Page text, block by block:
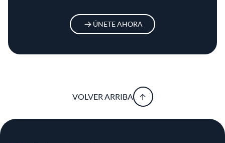
ÚNETE AHORA
VOLVER ARRIBA